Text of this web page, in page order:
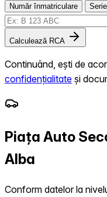
Număr înmatriculare
Calculează RCA
Continuând, ești de
confidențialitate și
Piața Auto
Alba
Conform datelor la